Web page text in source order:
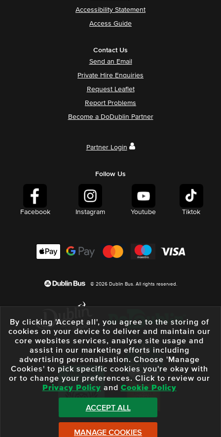
Accessibility Statement
Access Guide
Contact Us
Send an Email
Private Hire Enquiries
Request Leaflet
Report Problems
Become a DoDublin Partner
Partner Login
Follow Us
Facebook Instagram Youtube Tiktok
© 2026 Dublin Bus. All rights reserved.
By clicking 'Accept all', you agree to the storing of
cookies on your device to deliver and maintain our
core websites services, analyse site usage and
assist in our marketing efforts including
advertising personalisation. Choose 'Manage
Cookies' to pick specific cookies you're okay with
or to change your preferences. Click to review our
Privacy Policy and Cookie Policy
ACCEPT ALL
MANAGE COOKIES